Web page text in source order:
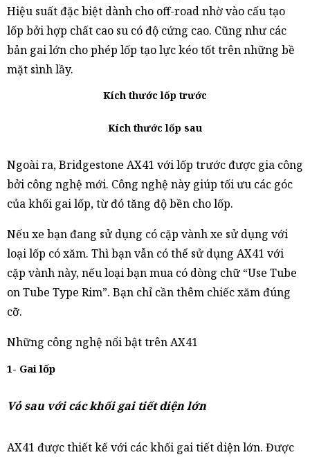
Hiệu suất đặc biệt dành cho off-road nhờ vào cấu tạo
lốp bởi hợp chất cao su có độ cứng cao. Cũng như các
bản gai lớn cho phép lốp tạo lực kéo tốt trên những bề
mặt sình lầy.
Kích thước lốp trước
Kích thước lốp sau
Ngoài ra, Bridgestone AX41 với lốp trước được gia công
bởi công nghệ mới. Công nghệ này giúp tối ưu các góc
của khối gai lốp, từ đó tăng độ bền cho lốp.
Nếu xe bạn đang sử dụng có cặp vành xe sử dụng với
loại lốp có xăm. Thì bạn vẫn có thể sử dụng AX41 với
cặp vành này, nếu loại bạn mua có dòng chữ “Use Tube
on Tube Type Rim”. Bạn chỉ cần thêm chiếc xăm đúng
cỡ.
Những công nghệ nổi bật trên AX41
1- Gai lốp
Vỏ sau với các khối gai tiết diện lớn
AX41 được thiết kế với các khối gai tiết diện lớn. Được